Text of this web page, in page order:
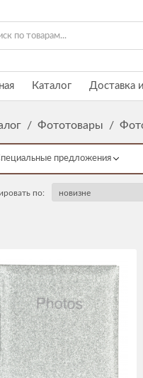
Каталог Доставка
/ Фототовары /
по:
предложения